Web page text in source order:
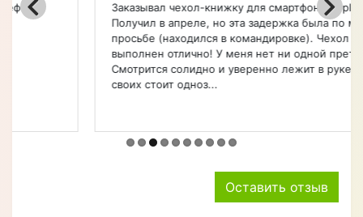
Заказывал чехол-книжку для смартфона Apple.
Получил в апреле, но эта задержка была по моей
просьбе (находился в командировке). Чехол
выполнен отлично! У меня нет ни одной претензии.
Смотрится солидно и уверенно лежит в руке. Денег
своих стоит одноз...
Оставить отзыв